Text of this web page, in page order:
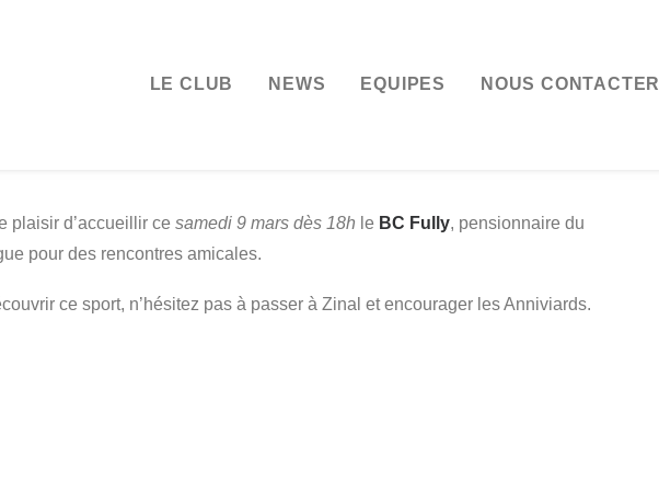
LE CLUB NEWS EQUIPES NOUS CONTACTER
plaisir d’accueillir ce samedi 9 mars dès 18h le BC Fully, pensionnaire du
pour des rencontres amicales.
ce sport, n’hésitez pas à passer à Zinal et encourager les Anniviards.